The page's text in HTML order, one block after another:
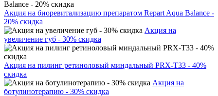
Акция на биоревитализацию препаратом Repart Aqua Balance -
20% скидка
Акция на
увеличение губ - 30% скидка
Акция на пилинг ретиноловый миндальный PRX-T33 - 40%
скидка
Акция на
ботулинотерапию - 30% скидка